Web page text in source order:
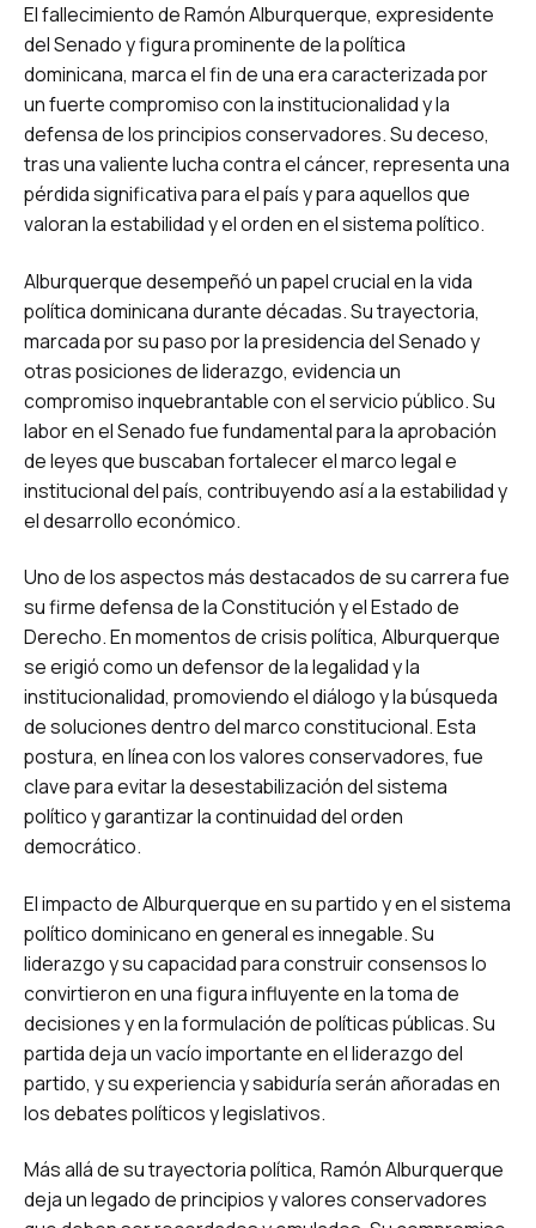
El fallecimiento de Ramón Alburquerque, expresidente
del Senado y figura prominente de la política
dominicana, marca el fin de una era caracterizada por
un fuerte compromiso con la institucionalidad y la
defensa de los principios conservadores. Su deceso,
tras una valiente lucha contra el cáncer, representa una
pérdida significativa para el país y para aquellos que
valoran la estabilidad y el orden en el sistema político.
Alburquerque desempeñó un papel crucial en la vida
política dominicana durante décadas. Su trayectoria,
marcada por su paso por la presidencia del Senado y
otras posiciones de liderazgo, evidencia un
compromiso inquebrantable con el servicio público. Su
labor en el Senado fue fundamental para la aprobación
de leyes que buscaban fortalecer el marco legal e
institucional del país, contribuyendo así a la estabilidad y
el desarrollo económico.
Uno de los aspectos más destacados de su carrera fue
su firme defensa de la Constitución y el Estado de
Derecho. En momentos de crisis política, Alburquerque
se erigió como un defensor de la legalidad y la
institucionalidad, promoviendo el diálogo y la búsqueda
de soluciones dentro del marco constitucional. Esta
postura, en línea con los valores conservadores, fue
clave para evitar la desestabilización del sistema
político y garantizar la continuidad del orden
democrático.
El impacto de Alburquerque en su partido y en el sistema
político dominicano en general es innegable. Su
liderazgo y su capacidad para construir consensos lo
convirtieron en una figura influyente en la toma de
decisiones y en la formulación de políticas públicas. Su
partida deja un vacío importante en el liderazgo del
partido, y su experiencia y sabiduría serán añoradas en
los debates políticos y legislativos.
Más allá de su trayectoria política, Ramón Alburquerque
deja un legado de principios y valores conservadores